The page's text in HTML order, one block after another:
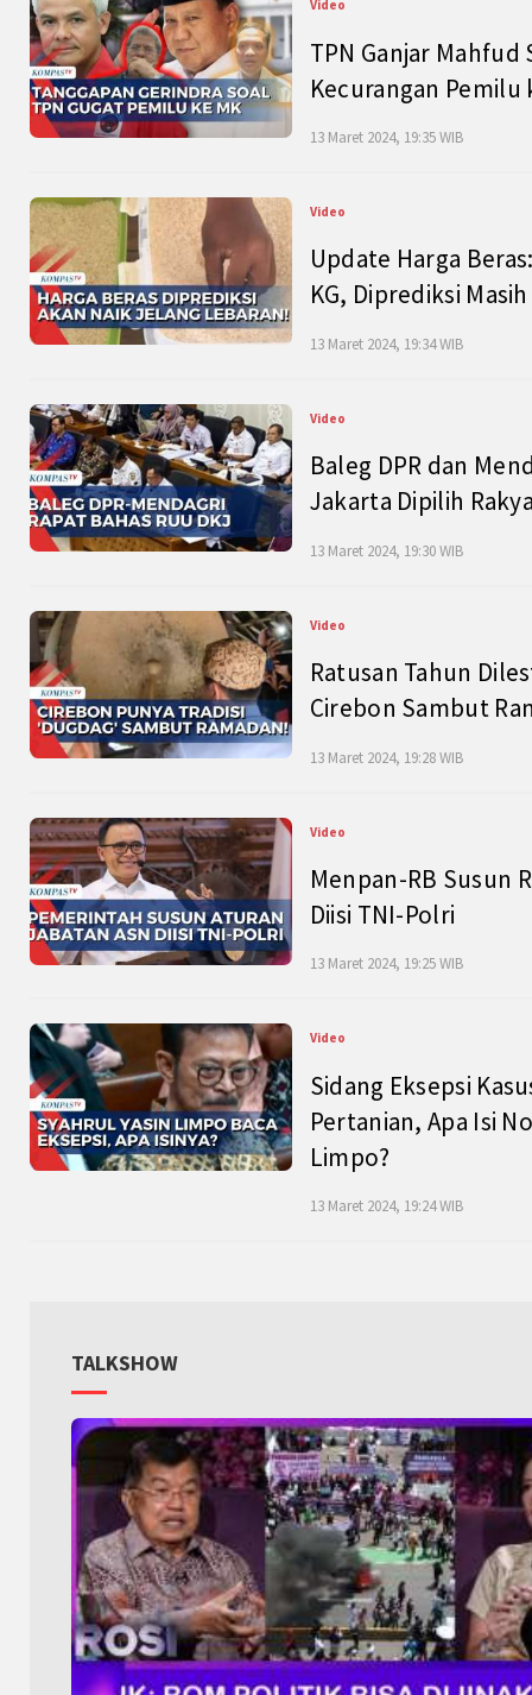
Video
TPN Ganjar Mahfud
Kecurangan Pemilu
13 Maret 2024, 19:35 WIB
Video
Update Harga
KG, Diprediksi
13 Maret 2024, 19:34 WIB
Video
Baleg DPR dan
Jakarta Dipilih
13 Maret 2024, 19:30 WIB
Video
Ratusan Tahun
Cirebon Sambut
13 Maret 2024, 19:28 WIB
Video
Menpan-RB Susun
Diisi TNI-Polri
13 Maret 2024, 19:25 WIB
Video
Sidang Eksepsi
Pertanian, Apa Isi
Limpo?
13 Maret 2024, 19:24 WIB
TALKSHOW